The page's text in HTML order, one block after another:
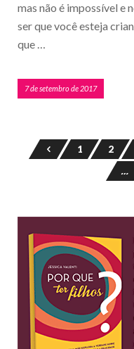
mas não é impossível e
ser que você esteja
que …
7 de setembro de 2017
1 2
…